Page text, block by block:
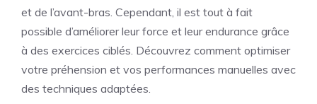
et de l’avant-bras. Cependant, il est tout à fait
possible d’améliorer leur force et leur endurance grâce
à des exercices ciblés. Découvrez comment optimiser
votre préhension et vos performances manuelles avec
des techniques adaptées.